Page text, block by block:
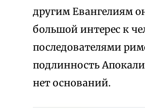
другим Евангелиям
большой интерес к
последователями
подлинность
нет оснований.